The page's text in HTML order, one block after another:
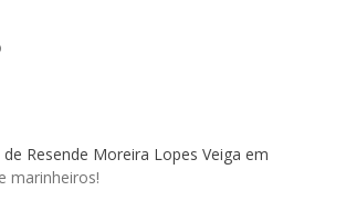
Resende Moreira Lopes Veiga em
marinheiros!